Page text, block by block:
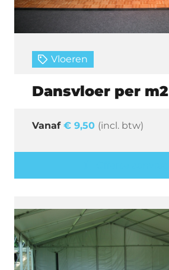
Vloeren
Dansvloer per m2
€ 9,50 (incl. btw)